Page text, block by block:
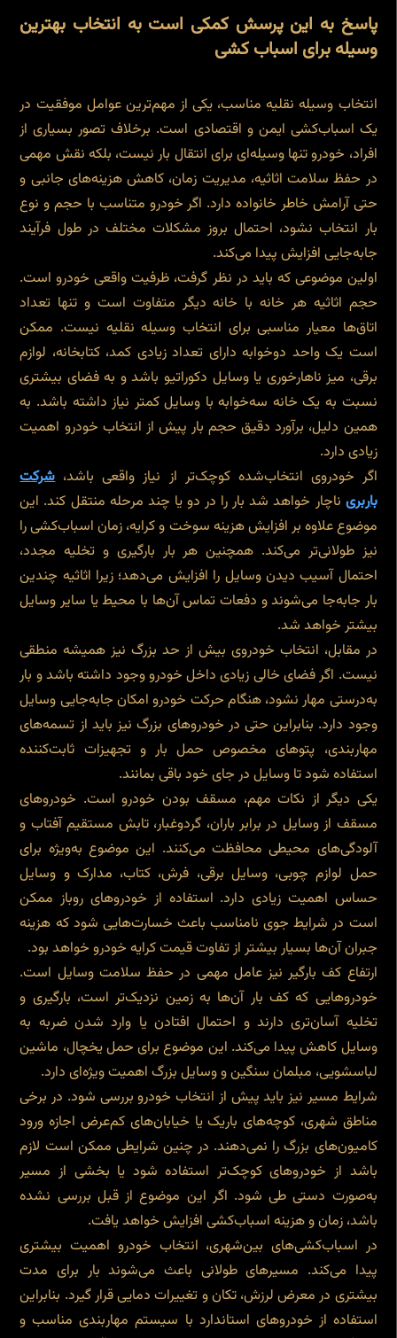
پاسخ به این پرسش کمکی است به انتخاب بهترین
وسیله برای اسباب کشی
انتخاب وسیله نقلیه مناسب، یکی از مهم‌ترین عوامل موفقیت در
یک اسباب‌کشی ایمن و اقتصادی است. برخلاف تصور بسیاری از
افراد، خودرو تنها وسیله‌ای برای انتقال بار نیست، بلکه نقش مهمی
در حفظ سلامت اثاثیه، مدیریت زمان، کاهش هزینه‌های جانبی و
حتی آرامش خاطر خانواده دارد. اگر خودرو متناسب با حجم و نوع
بار انتخاب نشود، احتمال بروز مشکلات مختلف در طول فرآیند
جابه‌جایی افزایش پیدا می‌کند.
اولین موضوعی که باید در نظر گرفت، ظرفیت واقعی خودرو است.
حجم اثاثیه هر خانه با خانه دیگر متفاوت است و تنها تعداد
اتاق‌ها معیار مناسبی برای انتخاب وسیله نقلیه نیست. ممکن
است یک واحد دوخوابه دارای تعداد زیادی کمد، کتابخانه، لوازم
برقی، میز ناهارخوری یا وسایل دکوراتیو باشد و به فضای بیشتری
نسبت به یک خانه سه‌خوابه با وسایل کمتر نیاز داشته باشد. به
همین دلیل، برآورد دقیق حجم بار پیش از انتخاب خودرو اهمیت
زیادی دارد.
اگر خودروی انتخاب‌شده کوچک‌تر از نیاز واقعی باشد،شرکت
باربری ناچار خواهد شد بار را در دو یا چند مرحله منتقل کند. این
موضوع علاوه بر افزایش هزینه سوخت و کرایه، زمان اسباب‌کشی را
نیز طولانی‌تر می‌کند. همچنین هر بار بارگیری و تخلیه مجدد،
احتمال آسیب دیدن وسایل را افزایش می‌دهد؛ زیرا اثاثیه چندین
بار جابه‌جا می‌شوند و دفعات تماس آن‌ها با محیط یا سایر وسایل
بیشتر خواهد شد.
در مقابل، انتخاب خودروی بیش از حد بزرگ نیز همیشه منطقی
نیست. اگر فضای خالی زیادی داخل خودرو وجود داشته باشد و بار
به‌درستی مهار نشود، هنگام حرکت خودرو امکان جابه‌جایی وسایل
وجود دارد. بنابراین حتی در خودروهای بزرگ نیز باید از تسمه‌های
مهاربندی، پتوهای مخصوص حمل بار و تجهیزات ثابت‌کننده
استفاده شود تا وسایل در جای خود باقی بمانند.
یکی دیگر از نکات مهم، مسقف بودن خودرو است. خودروهای
مسقف از وسایل در برابر باران، گردوغبار، تابش مستقیم آفتاب و
آلودگی‌های محیطی محافظت می‌کنند. این موضوع به‌ویژه برای
حمل لوازم چوبی، وسایل برقی، فرش، کتاب، مدارک و وسایل
حساس اهمیت زیادی دارد. استفاده از خودروهای روباز ممکن
است در شرایط جوی نامناسب باعث خسارت‌هایی شود که هزینه
جبران آن‌ها بسیار بیشتر از تفاوت قیمت کرایه خودرو خواهد بود.
ارتفاع کف بارگیر نیز عامل مهمی در حفظ سلامت وسایل است.
خودروهایی که کف بار آن‌ها به زمین نزدیک‌تر است، بارگیری و
تخلیه آسان‌تری دارند و احتمال افتادن یا وارد شدن ضربه به
وسایل کاهش پیدا می‌کند. این موضوع برای حمل یخچال، ماشین
لباسشویی، مبلمان سنگین و وسایل بزرگ اهمیت ویژه‌ای دارد.
شرایط مسیر نیز باید پیش از انتخاب خودرو بررسی شود. در برخی
مناطق شهری، کوچه‌های باریک یا خیابان‌های کم‌عرض اجازه ورود
کامیون‌های بزرگ را نمی‌دهند. در چنین شرایطی ممکن است لازم
باشد از خودروهای کوچک‌تر استفاده شود یا بخشی از مسیر
به‌صورت دستی طی شود. اگر این موضوع از قبل بررسی نشده
باشد، زمان و هزینه اسباب‌کشی افزایش خواهد یافت.
در اسباب‌کشی‌های بین‌شهری، انتخاب خودرو اهمیت بیشتری
پیدا می‌کند. مسیرهای طولانی باعث می‌شوند بار برای مدت
بیشتری در معرض لرزش، تکان و تغییرات دمایی قرار گیرد. بنابراین
استفاده از خودروهای استاندارد با سیستم مهاربندی مناسب و